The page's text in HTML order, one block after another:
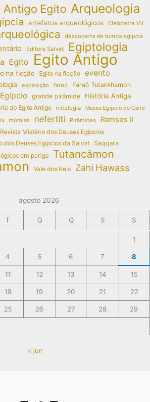
Antigo Egito Arqueologia
artefatos arqueológicos Cleópatra VII
descoberta de tumba egípcia
Editora Salvat Egiptologia
Egito Egito Antigo
na ficção Egito na ficção evento
exposição faraó Faraó Tutankhamon
grande pirâmide
História Antiga
do Egito Antigo mitologia Museu Egípcio do Cairo
múmias nefertiti Pirâmides Ramses II
Revista Mistério dos Deuses Egípcios
dos Deuses Egípcios da Salvat
Saqqara
em perigo
Tutancâmon
Vale dos Reis Zahi Hawass
agosto 2026
T Q Q S S
1
4 5 6 7 8
11 12 13 14 15
18 19 20 21 22
25 26 27 28 29
« jun